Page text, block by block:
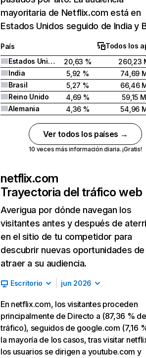
mayoritaria de Netflix.com está en
Estados Unidos seguido de India y
País
Todos los
Estados Unidos
20,63 %
260,23
India
5,92 %
74,69
Brasil
5,27 %
66,46
Reino Unido
4,69 %
59,15 M
Alemania
4,36 % 54,96
Ver todos los países →
10 veces más información diaria. ¡Gratis!
netflix.com
Trayectoria del tráfico web
Averigua por dónde navegan los
visitantes antes y después de
en el sitio de tu competidor para
descubrir nuevas oportunidades de
atraer a su audiencia.
Escritorio jun 2026
En netflix.com, los visitantes proceden
principalmente de Directo a (87,36 % de
tráfico), seguidos de google.com (7,16
la mayoría de los casos, tras visitar
los usuarios se dirigen a youtube.com y